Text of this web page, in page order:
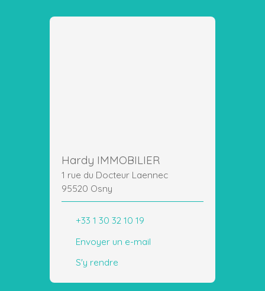
Hardy IMMOBILIER
1 rue du Docteur Laennec
95520 Osny
+33 1 30 32 10 19
Envoyer un e-mail
S'y rendre